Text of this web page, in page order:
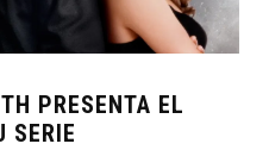
PRESENTA EL
SERIE